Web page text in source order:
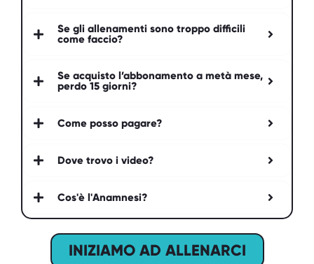
Se gli allenamenti sono troppo difficili
come faccio?
Se acquisto l’abbonamento a metà mese,
perdo 15 giorni?
Come posso pagare?
Dove trovo i video?
Cos'è l'Anamnesi?
INIZIAMO AD ALLENARCI